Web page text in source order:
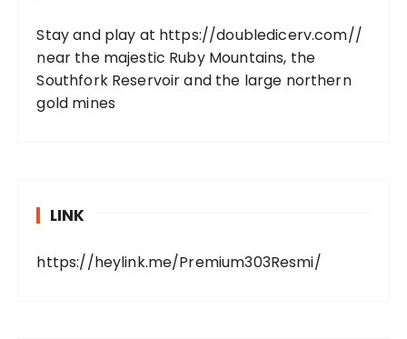
Stay and play at https://doubledicerv.com//
near the majestic Ruby Mountains, the
Southfork Reservoir and the large northern
gold mines
LINK
https://heylink.me/Premium303Resmi/